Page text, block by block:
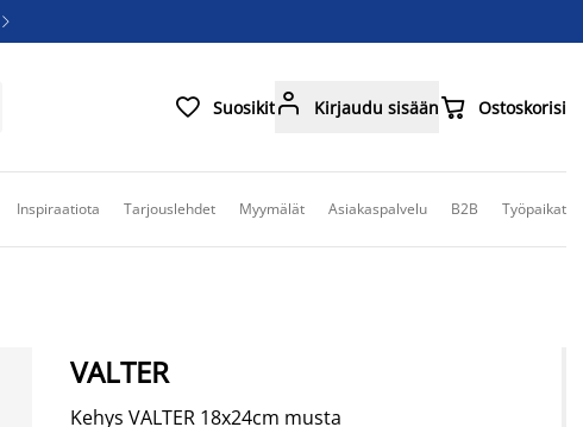

 Suosikit Kirjaudu sisään Ostoskorisi
Inspiraatiota Tarjouslehdet Myymälät Asiakaspalvelu B2B Työpaikat
VALTER
Kehys VALTER 18x24cm musta